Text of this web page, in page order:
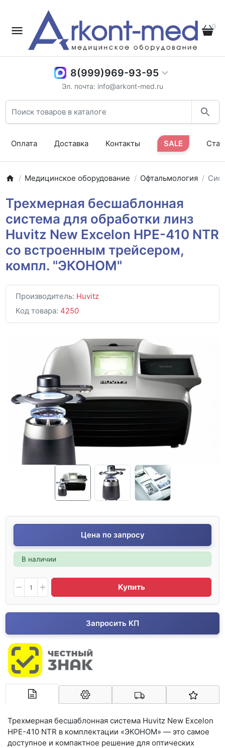
0
8(999)969-93-95
Эл. почта: info@arkont-med.ru
Оплата Доставка Контакты SALE
Медицинское оборудование Офтальмология
Трехмерная бесшаблонная
система для обработки линз
Huvitz New Excelon HPE-410 NTR
со встроенным трейсером,
компл. "ЭКОНОМ"
Производитель: Huvitz
Код товара: 4250
Цена по запросу
В наличии
Купить
Запросить КП
Арконт-Мед
Трехмерная бесшаблонная система Huvitz New Excelon
HPE-410 NTR в комплектации «ЭКОНОМ» — это самое
доступное и компактное решение для оптических